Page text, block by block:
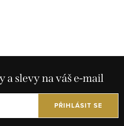
slevy na váš e-mail
PŘIHLÁSIT SE